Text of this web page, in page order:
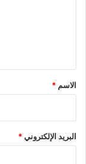
*
الاسم *
البريد الإلكتروني*